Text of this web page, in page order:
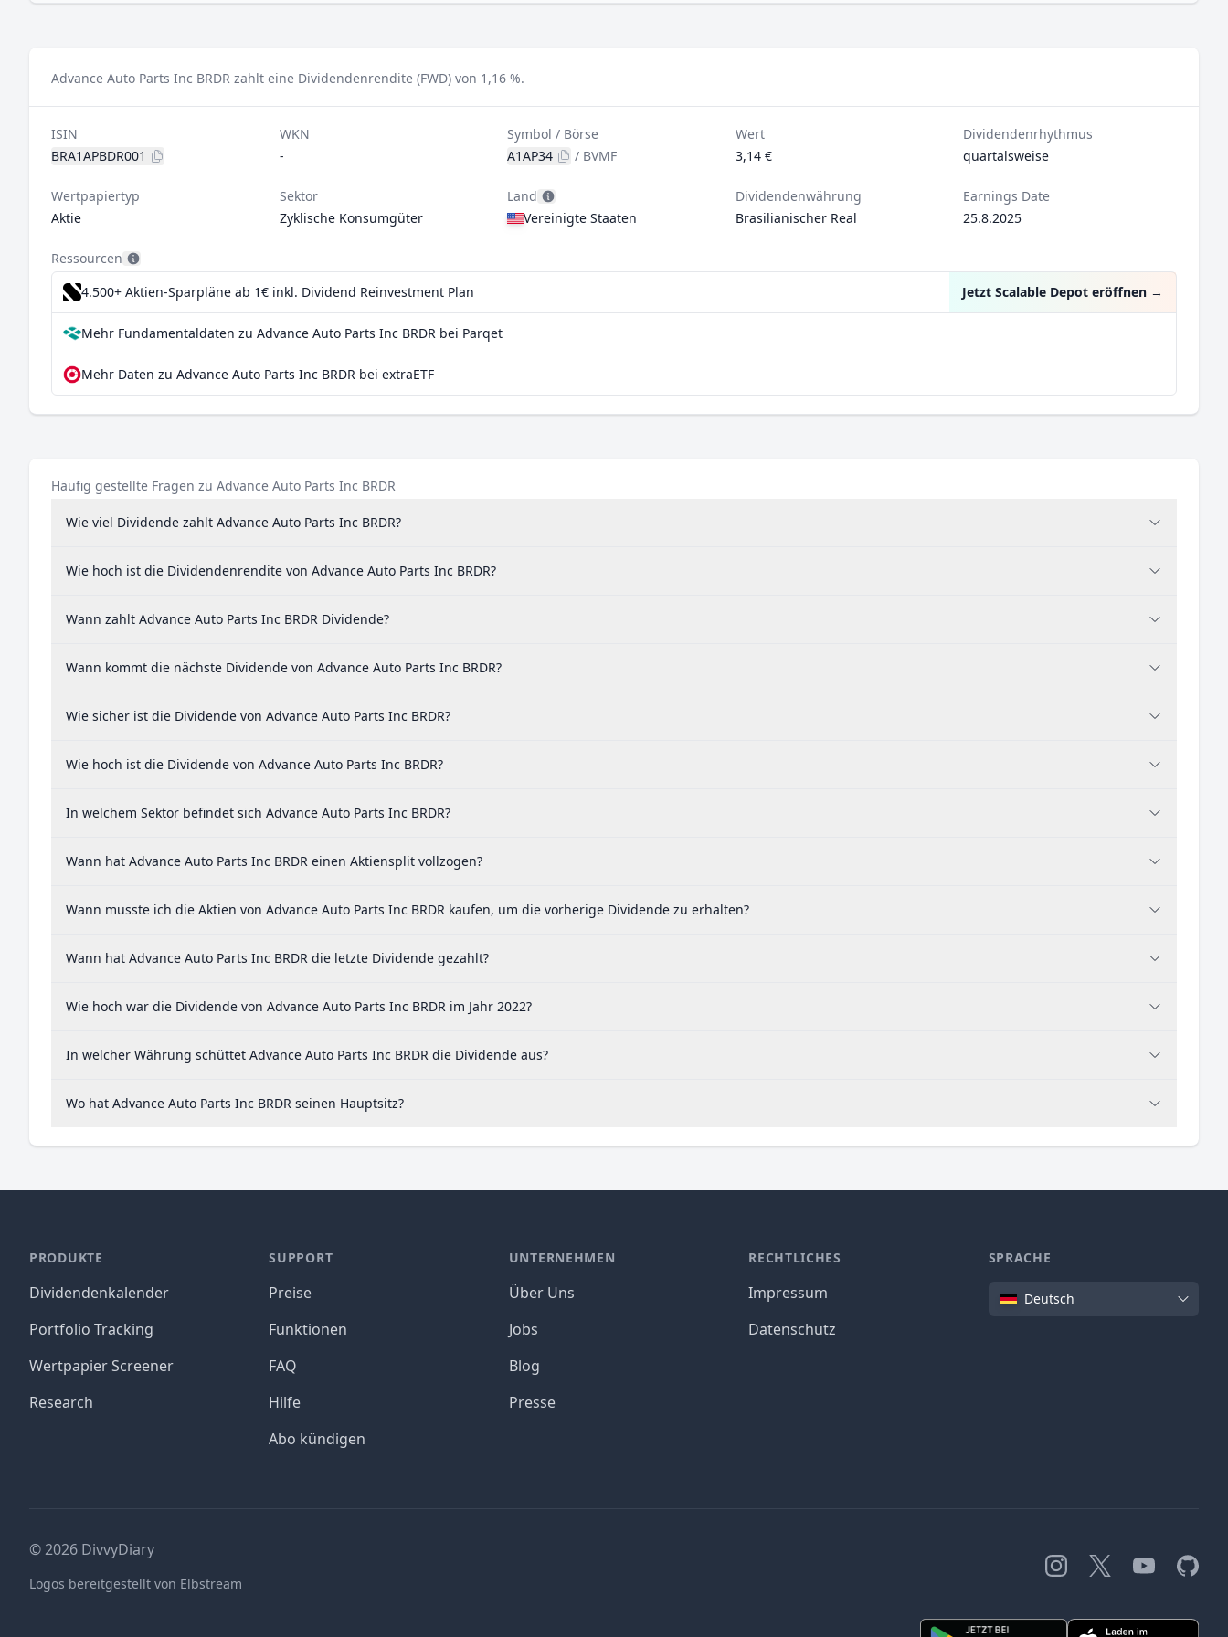
Advance Auto Parts Inc BRDR zahlt eine Dividendenrendite (FWD) von 1,16 %.
ISIN
BRA1APBDR001
WKN
-
Symbol / Börse
A1AP34
/ BVMF
Wert
3,14 €
Dividendenrhythmus
quartalsweise
Wertpapiertyp
Aktie
Sektor
Zyklische Konsumgüter
Land
Vereinigte Staaten
Dividendenwährung
Brasilianischer Real
Earnings Date
25.8.2025
Ressourcen
4.500+ Aktien-Sparpläne ab 1€ inkl. Dividend Reinvestment Plan Jetzt Scalable Depot eröffnen →
Mehr Fundamentaldaten zu Advance Auto Parts Inc BRDR bei Parqet
Mehr Daten zu Advance Auto Parts Inc BRDR bei extraETF
Häufig gestellte Fragen zu Advance Auto Parts Inc BRDR
Wie viel Dividende zahlt Advance Auto Parts Inc BRDR?
Wie hoch ist die Dividendenrendite von Advance Auto Parts Inc BRDR?
Wann zahlt Advance Auto Parts Inc BRDR Dividende?
Wann kommt die nächste Dividende von Advance Auto Parts Inc BRDR?
Wie sicher ist die Dividende von Advance Auto Parts Inc BRDR?
Wie hoch ist die Dividende von Advance Auto Parts Inc BRDR?
In welchem Sektor befindet sich Advance Auto Parts Inc BRDR?
Wann hat Advance Auto Parts Inc BRDR einen Aktiensplit vollzogen?
Wann musste ich die Aktien von Advance Auto Parts Inc BRDR kaufen, um die vorherige Dividende zu erhalten?
Wann hat Advance Auto Parts Inc BRDR die letzte Dividende gezahlt?
Wie hoch war die Dividende von Advance Auto Parts Inc BRDR im Jahr 2022?
In welcher Währung schüttet Advance Auto Parts Inc BRDR die Dividende aus?
Wo hat Advance Auto Parts Inc BRDR seinen Hauptsitz?
PRODUKTE
Dividendenkalender
Portfolio Tracking
Wertpapier Screener
Research
SUPPORT
Preise
Funktionen
FAQ
Hilfe
Abo kündigen
UNTERNEHMEN
Über Uns
Jobs
Blog
Presse
RECHTLICHES
Impressum
Datenschutz
SPRACHE
SpracheDeutsch
Instagram
X YouTubeGitHub
©2026 DivvyDiary
Logos bereitgestellt von Elbstream